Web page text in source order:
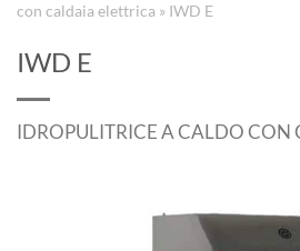
con caldaia elettrica » IWD E
IWD E
IDROPULITRICE A CALDO CON